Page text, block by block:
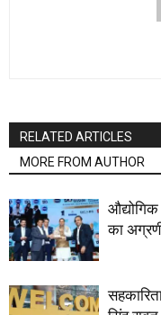
RELATED ARTICLES
MORE FROM AUTHOR
का